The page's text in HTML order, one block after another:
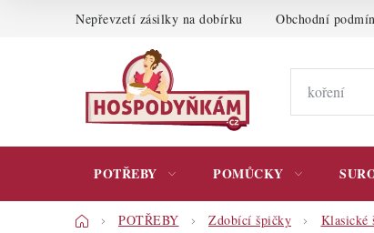
Nepřevzetí zásilky na dobírku Obchodní
POTŘEBY POMŮCKY
DomůPOTŘEBY Zdobící špičky Klasické